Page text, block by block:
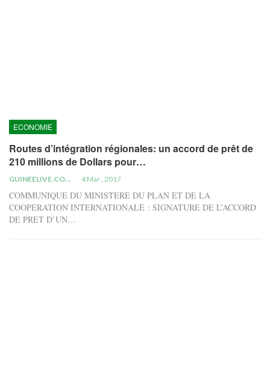
ECONOMIE
Routes d’intégration régionales: un accord de prêt de
210 millions de Dollars pour…
GUINEELIVE.COM 4 Mar , 2017
COMMUNIQUE DU MINISTERE DU PLAN ET DE LA
COOPERATION INTERNATIONALE : SIGNATURE DE L’ACCORD
DE PRET D’UN…